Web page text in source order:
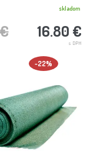
16.80 €
s DPH
skladom
-22%